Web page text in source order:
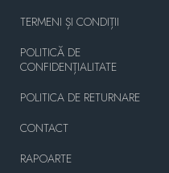
TERMENI ȘI CONDIȚII
POLITICĂ DE
CONFIDENȚIALITATE
POLITICA DE RETURNARE
CONTACT
RAPOARTE